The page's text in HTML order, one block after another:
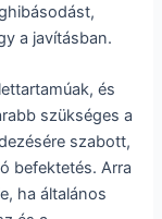
a javításban.
és
szükséges a
szabott,
befektetés. Arra
ha általános